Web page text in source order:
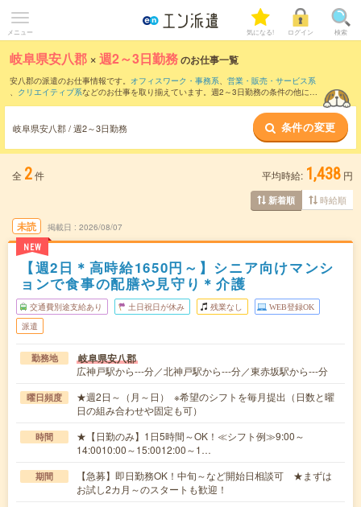
メニュー 気になる! ログイン 検索
岐阜県安八郡 ×週2～3日勤務のお仕事一覧
安八郡の派遣のお仕事情報です。 オフィスワーク・事務系、 営業・販売・サービス系
、 クリエイティブ系などのお仕事を取り揃えています。週2～3日勤務の条件の他に、
岐阜県安八郡 / 週2～3日勤務 条件の変更
全 2件 平均時給: 1,438 円
新着順 時給順
未読
NEW
掲載日 2026/08/07
【週2日＊高時給1650円～】シニア向けマンシ
ョンで食事の配膳や見守り＊介護
交通費別途支給あり 土日祝日が休み 残業なし WEB登録OK
派遣
勤務地 岐阜県安八郡
広神戸駅から---分／北神戸駅から---分／東赤坂駅から---分
曜日頻度
★週2日～（月～日） ※希望のシフトを毎月提出（日数と曜
日の組み合わせや固定も可）
時間
★【日勤のみ】1日5時間～OK！≪シフト例≫9:00～
14:0010:00～15:0012:00～1…
期間
【急募】即日勤務OK！中旬～など開始日相談可 ★まずは
お試し2カ月～のスタートも歓迎！